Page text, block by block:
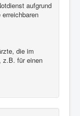
aufgrund
die im
z.B. für einen